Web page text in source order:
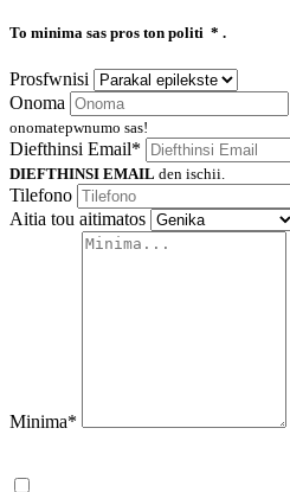
To minima sas pros ton politi * .
Prosfwnisi
Onoma
onomatepwnumo sas!
Diefthinsi Email*
DIEFTHINSI EMAIL den ischii.
Tilefono
Aitia tou aitimatos
Minima*